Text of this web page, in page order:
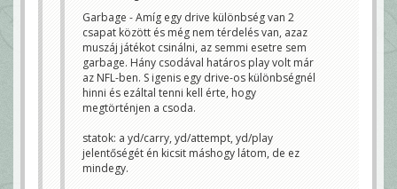
Garbage - Amíg egy drive különbség van 2
csapat között és még nem térdelés van, azaz
muszáj játékot csinálni, az semmi esetre sem
garbage. Hány csodával határos play volt már
az NFL-ben. S igenis egy drive-os különbségnél
hinni és ezáltal tenni kell érte, hogy
megtörténjen a csoda.
statok: a yd/carry, yd/attempt, yd/play
jelentőségét én kicsit máshogy látom, de ez
mindegy.